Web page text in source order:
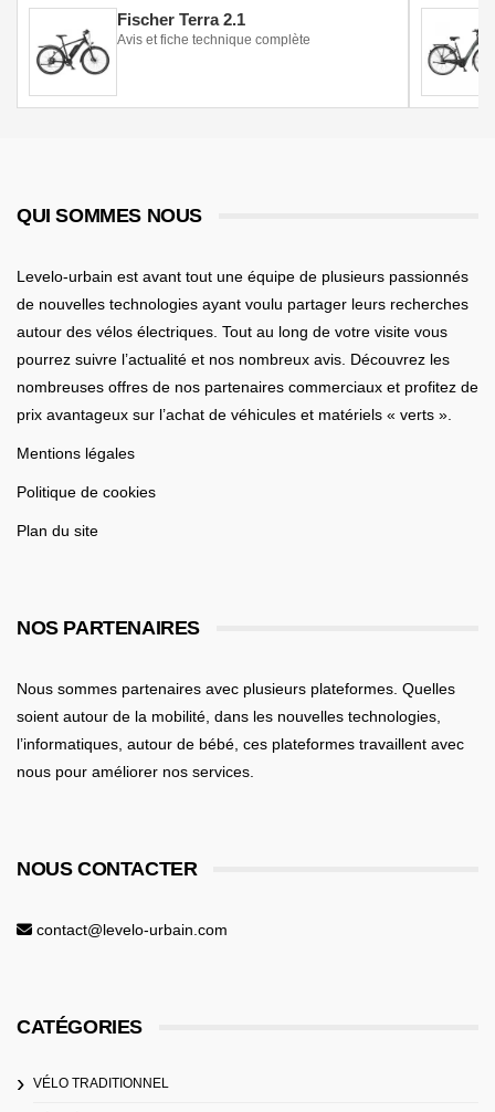
Fischer Terra 2.1
Avis et fiche technique complète
QUI SOMMES NOUS
Levelo-urbain est avant tout une équipe de plusieurs passionnés
de nouvelles technologies ayant voulu partager leurs recherches
autour des vélos électriques. Tout au long de votre visite vous
pourrez suivre l’actualité et nos nombreux avis. Découvrez les
nombreuses offres de nos partenaires commerciaux et profitez de
prix avantageux sur l’achat de véhicules et matériels « verts ».
Mentions légales
Politique de cookies
Plan du site
NOS PARTENAIRES
Nous sommes partenaires avec plusieurs plateformes. Quelles
soient autour de la mobilité , dans les nouvelles technologies,
l’informatiques, autour de bébé , ces plateformes travaillent avec
nous pour améliorer nos services.
NOUS CONTACTER
contact@levelo-urbain.com
CATÉGORIES
VÉLO TRADITIONNEL